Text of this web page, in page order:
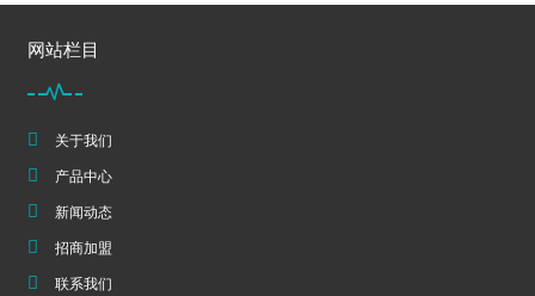
网站栏目
关于我们
产品中心
新闻动态
招商加盟
联系我们